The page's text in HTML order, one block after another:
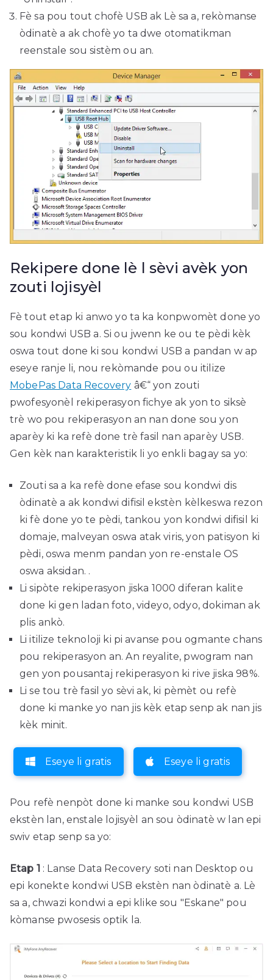
Fè sa pou tout chofè USB ak Lè sa a, rekòmanse
òdinatè a ak chofè yo ta dwe otomatikman
reenstale sou sistèm ou an.
Rekipere done lè l sèvi avèk yon
zouti lojisyèl
Fè tout etap ki anwo yo ta ka konpwomèt done yo
sou kondwi USB a. Si ou jwenn ke ou te pèdi kèk
oswa tout done ki sou kondwi USB a pandan w ap
eseye ranje li, nou rekòmande pou ou itilize
MobePas Data Recovery â€“ yon zouti
pwofesyonèl rekiperasyon fichye ak yon to siksè
trè wo pou rekiperasyon an nan done sou yon
aparèy ki ka refè done trè fasil nan aparèy USB.
Gen kèk nan karakteristik li yo enkli bagay sa yo:
Zouti sa a ka refè done efase sou kondwi dis
òdinatè a ak kondwi difisil ekstèn kèlkeswa rezon
ki fè done yo te pèdi, tankou yon kondwi difisil ki
domaje, malveyan oswa atak viris, yon patisyon ki
pèdi, oswa menm pandan yon re-enstale OS
oswa aksidan. .
Li sipòte rekiperasyon jiska 1000 diferan kalite
done ki gen ladan foto, videyo, odyo, dokiman ak
plis ankò.
Li itilize teknoloji ki pi avanse pou ogmante chans
pou rekiperasyon an. An reyalite, pwogram nan
gen yon pousantaj rekiperasyon ki rive jiska 98%.
Li se tou trè fasil yo sèvi ak, ki pèmèt ou refè
done ki manke yo nan jis kèk etap senp ak nan jis
kèk minit.
Eseye li gratis Eseye li gratis
Pou refè nenpòt done ki manke sou kondwi USB
ekstèn lan, enstale lojisyèl an sou òdinatè w lan epi
swiv etap senp sa yo:
Etap 1 : Lanse Data Recovery soti nan Desktop ou
epi konekte kondwi USB ekstèn nan òdinatè a. Lè
sa a, chwazi kondwi a epi klike sou "Eskane" pou
kòmanse pwosesis optik la.